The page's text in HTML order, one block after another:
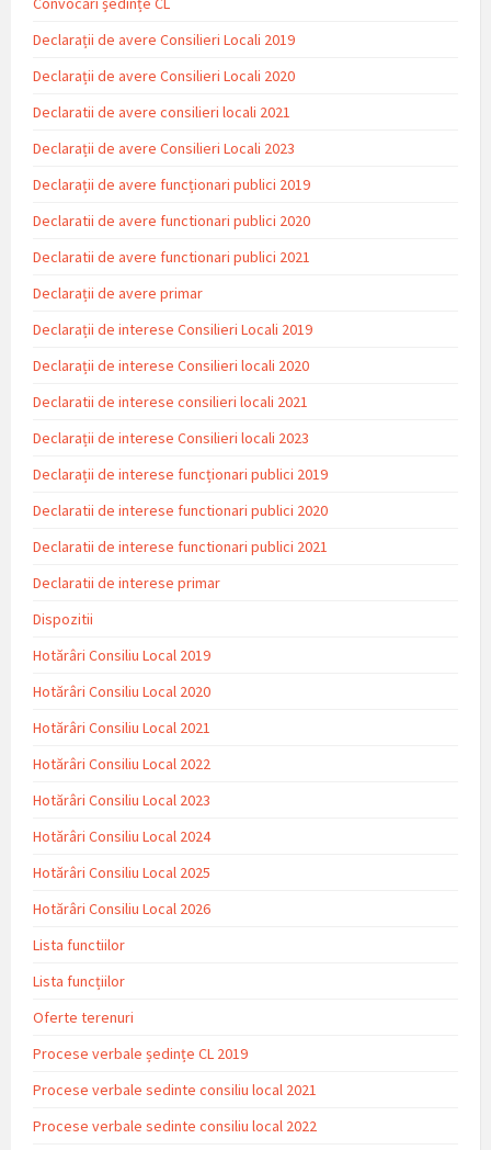
Declarații de avere Consilieri Locali 2019
Declarații de avere Consilieri Locali 2020
Declaratii de avere consilieri locali 2021
Declarații de avere Consilieri Locali 2023
Declarații de avere funcționari publici 2019
Declaratii de avere functionari publici 2020
Declaratii de avere functionari publici 2021
Declarații de avere primar
Declarații de interese Consilieri Locali 2019
Declarații de interese Consilieri locali 2020
Declaratii de interese consilieri locali 2021
Declarații de interese Consilieri locali 2023
Declarații de interese funcționari publici 2019
Declaratii de interese functionari publici 2020
Declaratii de interese functionari publici 2021
Declaratii de interese primar
Dispozitii
Hotărâri Consiliu Local 2019
Hotărâri Consiliu Local 2020
Hotărâri Consiliu Local 2021
Hotărâri Consiliu Local 2022
Hotărâri Consiliu Local 2023
Hotărâri Consiliu Local 2024
Hotărâri Consiliu Local 2025
Hotărâri Consiliu Local 2026
Lista functiilor
Lista funcțiilor
Oferte terenuri
Procese verbale ședințe CL 2019
Procese verbale sedinte consiliu local 2021
Procese verbale sedinte consiliu local 2022